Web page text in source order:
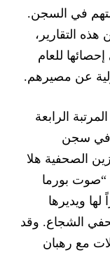
في السجن.
التقارير ،
للعام
في المرتبة الرابعة
في سجن
الصحفية هلا
“صوت بورما
ويديرها
الشجاع. وقد
مع رهبان